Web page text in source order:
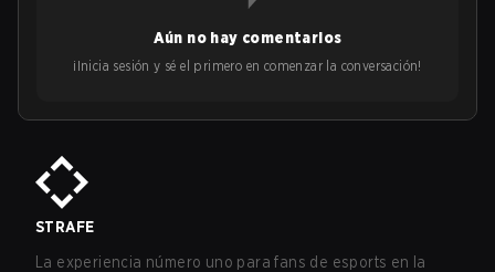
Aún no hay comentarios
¡Inicia sesión y sé el primero en comenzar la conversación!
STRAFE
La experiencia número uno para fans de esports en la